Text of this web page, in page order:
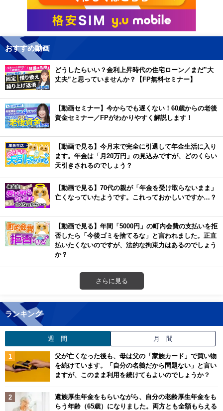
おすすめ動画
どうしたらいい？金利上昇時代の住宅ローン／まだ”大
丈夫”と思っていませんか？【FP無料セミナー】
【動画セミナー】今からでも遅くない！60歳からの老後
資金セミナー／FPがわかりやすく解説します！
【動画で見る】今月末で完全に引退して年金生活に入り
ます。年金は「月20万円」の見込みですが、どのくらい
天引きされるのでしょう？
【動画で見る】70代の親が「年金を受け取らないまま」
亡くなっていたようです。これっておかしいですか…？
【動画で見る】年間「5000円」の町内会費の支払いを拒
否したら「今後ゴミを捨てるな」と言われました。正直
払いたくないのですが、法的な拘束力はあるのでしょう
か？
さらに見る
ランキング
週 間 月 間
父が亡くなった後も、母は父の「家族カード」で買い物
を続けています。「自分の名義だから問題ない」と言い
ますが、このまま利用を続けてもよいのでしょうか？
遺族厚生年金をもらいながら、自分の老齢厚生年金をも
らう年齢（65歳）になりました。両方とも全額もらえる